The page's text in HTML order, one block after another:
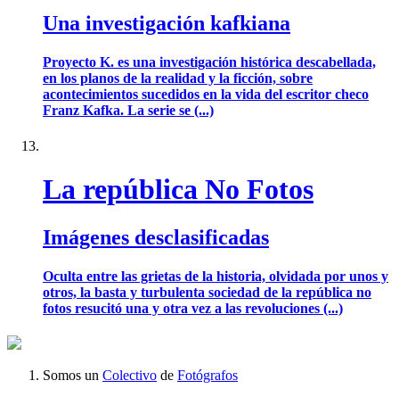
Una investigación kafkiana
Proyecto K. es una investigación histórica descabellada,
en los planos de la realidad y la ficción, sobre
acontecimientos sucedidos en la vida del escritor checo
Franz Kafka. La serie se (...)
La república No Fotos
Imágenes desclasificadas
Oculta entre las grietas de la historia, olvidada por unos y
otros, la basta y turbulenta sociedad de la república no
fotos resucitó una y otra vez a las revoluciones (...)
Somos un Colectivo de Fotógrafos